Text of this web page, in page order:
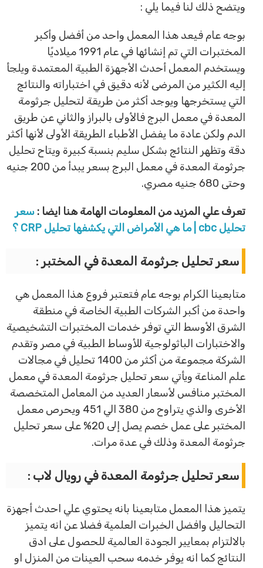
ويتضح ذلك لنا فيما يلي :
بوجه عام فيعد هذا المعمل واحد من أفضل وأكبر
المختبرات التي تم إنشائها في عام 1991 ميلاديًا
ويستخدم المعمل أحدث الأجهزة الطبية المعتمدة ويلجأ
إليه الكثير من المرضى لأنه دقيق في اختباراته والنتائج
التي يستخرجها ويوجد أكثر من طريقة لتحليل جرثومة
المعدة في معمل البرج فالأولى بالبراز والثاني عن طريق
الدم ولكن عادة ما يفضل الأطباء الطريقة الأولى لأنها أكثر
دقة وتظهر النتائج بشكل سليم بنسبة كبيرة ويتاح تحليل
جرثومة المعدة في معمل البرج بسعر يبدأ من 200 جنيه
وحتى 680 جنيه مصري.
تعرف علي المزيد من المعلومات الهامة هنا ايضا :سعر
تحليل cbc | ما هي الأمراض التي يكشفها تحليل CRP ؟
سعر تحليل جرثومة المعدة في المختبر :
متابعينا الكرام بوجه عام فتعتبر فروع هذا المعمل هي
واحدة من أكبر الشركات الطبية الخاصة في منطقة
الشرق الأوسط التي توفر خدمات المختبرات التشخيصية
والاختبارات الباثولوجية للأوساط الطبية في مصر وتقدم
الشركة مجموعة من أكثر من 1400 تحليل في مجالات
علم المناعة ويأتي سعر تحليل جرثومة المعدة في معمل
المختبر منافس لأسعار العديد من المعامل المتخصصة
الأخرى والذي يتراوح من 380 الي 451 ويحرص معمل
المختبر على عمل خصم يصل إلى 20% على سعر تحليل
جرثومة المعدة وذلك في عدة مرات.
سعر تحليل جرثومة المعدة في رويال لاب :
يتميز هذا المعمل متابعينا بانه يحتوي علي احدث أجهزة
التحاليل وافضل الخبرات العلمية فضلا عن انه يتميز
بالالتزام بمعايير الجودة العالمية للحصول على ادق
النتائج كما انه يوفر خدمه سحب العينات من المنزل او